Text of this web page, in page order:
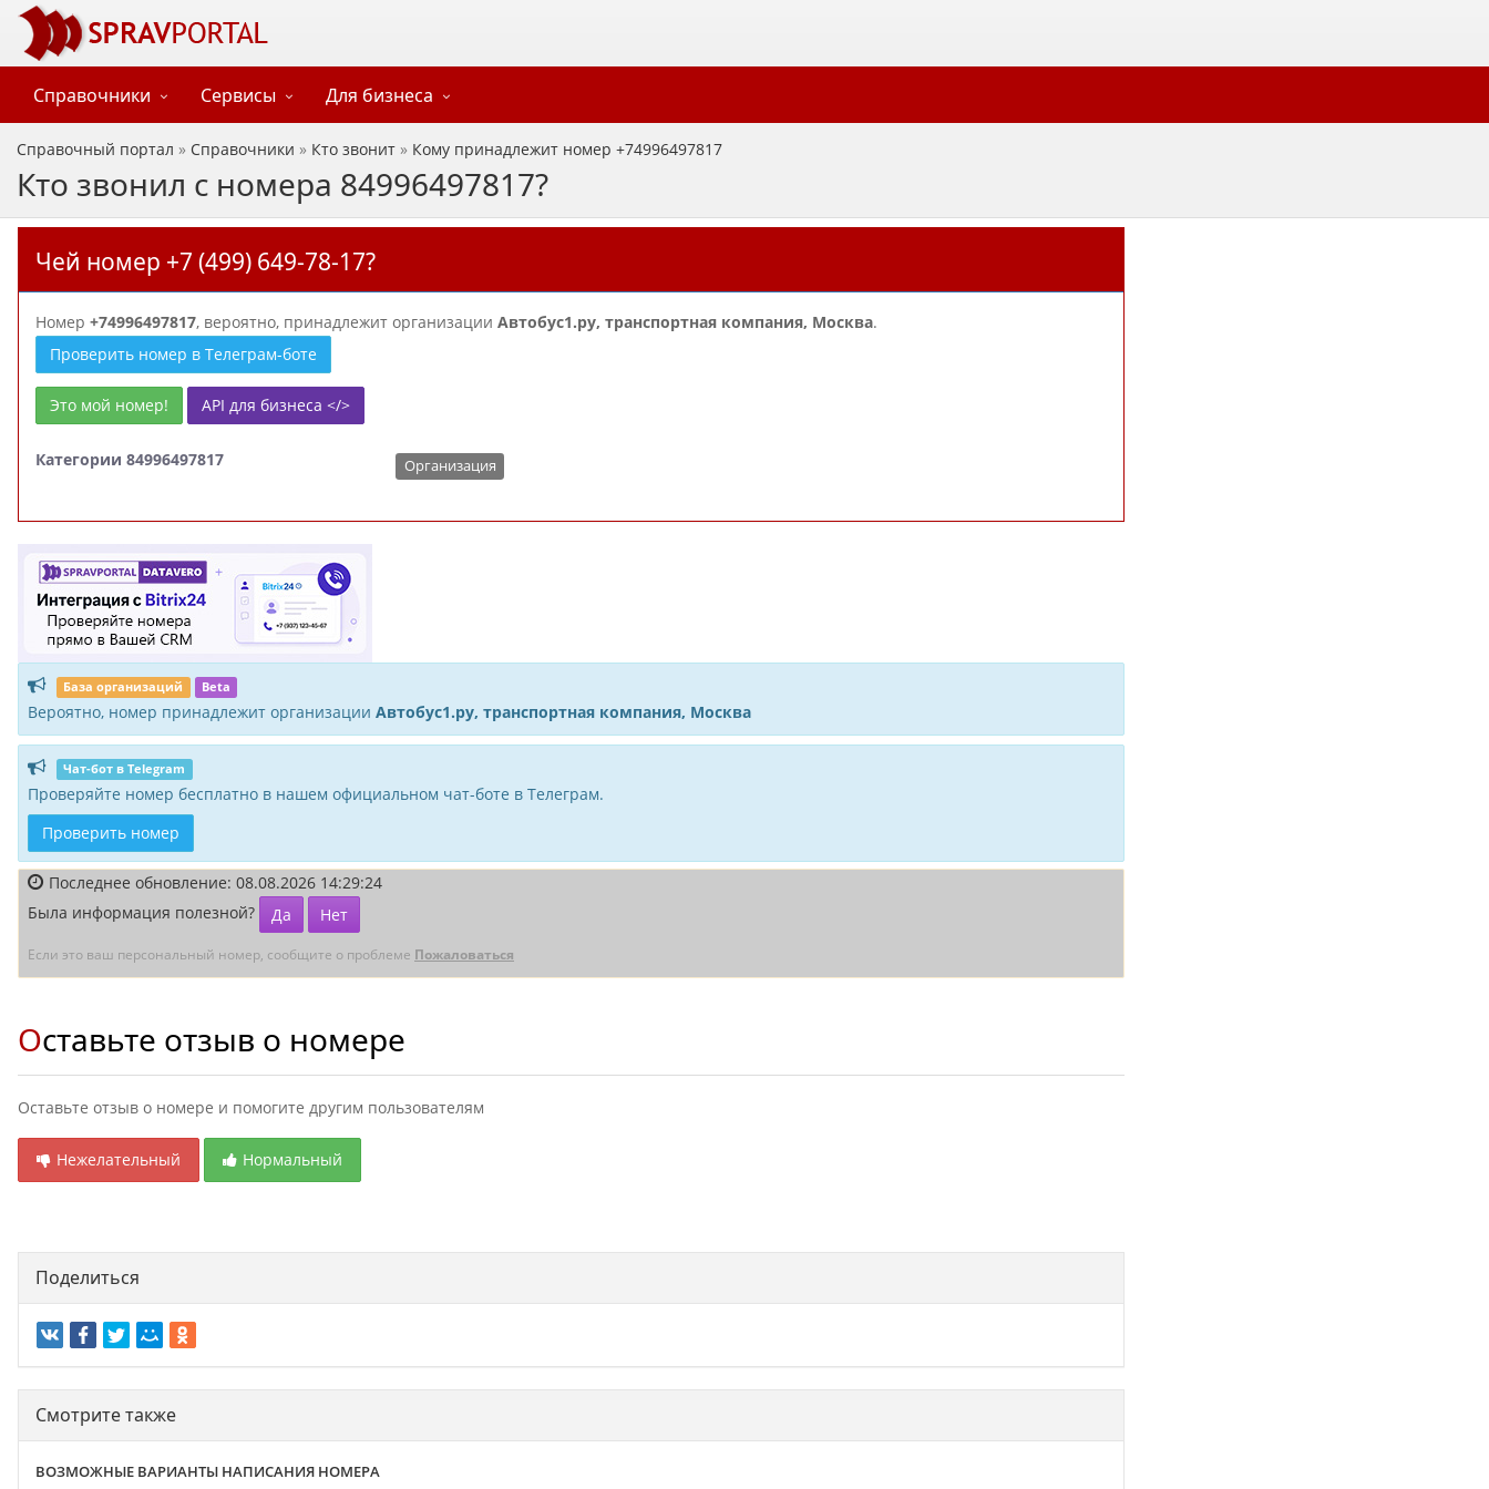
Справочники Сервисы Для бизнеса
Справочный портал » Справочники » Кто звонит » Кому принадлежит номер +74996497817
Кто звонил с номера 84996497817?
Чей номер +7 (499) 649-78-17?
Номер +74996497817, вероятно, принадлежит организации Автобус1.ру, транспортная компания, Москва.
Проверить номер в Телеграм-боте
Это мой номер! API для бизнеса </>
Категории 84996497817 Организация
База организаций Beta
Вероятно, номер принадлежит организации Автобус1.ру, транспортная компания, Москва
Чат-бот в Telegram
Проверяйте номер бесплатно в нашем официальном чат-боте в Телеграм.
Проверить номер
Последнее обновление: 08.08.2026 14:29:24
Была информация полезной?
Да Нет
Если это ваш персональный номер, сообщите о проблеме Пожаловаться
Оставьте отзыв о номере
Оставьте отзыв о номере и помогите другим пользователям
Нежелательный Нормальный
Поделиться
Смотрите также
ВОЗМОЖНЫЕ ВАРИАНТЫ НАПИСАНИЯ НОМЕРА